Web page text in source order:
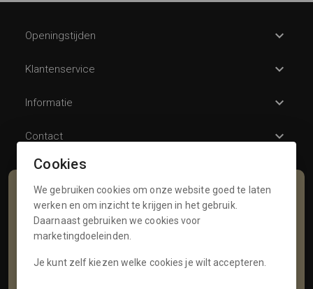
Openingstijden
Klantenservice
Informatie
Contact
Schrijf je in voor onze nieuwsbrief
Voornaam
Cookies
We gebruiken cookies om onze website goed te laten
werken en om inzicht te krijgen in het gebruik.
Daarnaast gebruiken we cookies voor
marketingdoeleinden.
Je kunt zelf kiezen welke cookies je wilt accepteren.